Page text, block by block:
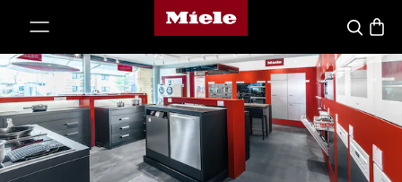
Homepage di Miele
CercaBasket